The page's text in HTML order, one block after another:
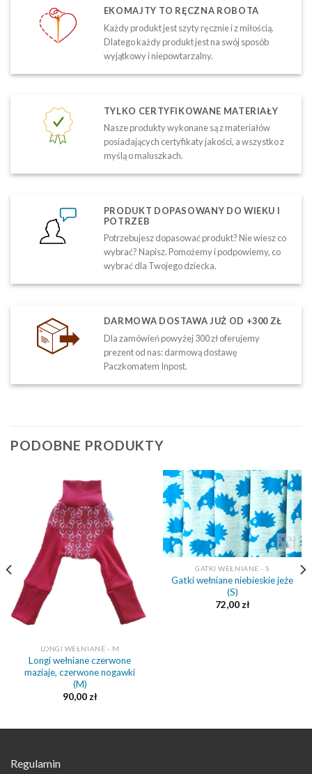
EKOMAJTY TO RĘCZNA ROBOTA
Każdy produkt jest szyty ręcznie i z miłością.
Dlatego każdy produkt jest na swój sposób
wyjątkowy i niepowtarzalny.
TYLKO CERTYFIKOWANE MATERIAŁY
Nasze produkty wykonane są z materiałów
posiadających certyfikaty jakości, a wszystko z
myślą o maluszkach.
PRODUKT DOPASOWANY DO WIEKU I
POTRZEB
Potrzebujesz dopasować produkt? Nie wiesz co
wybrać? Napisz. Pomożemy i podpowiemy, co
wybrać dla Twojego dziecka.
DARMOWA DOSTAWA JUŻ OD +300 ZŁ
Dla zamówień powyżej 300 zł oferujemy
prezent od nas: darmową dostawę
Paczkomatem Inpost.
PODOBNE PRODUKTY
LONGI WEŁNIANE - M
Longi wełniane czerwone
maziaje, czerwone nogawki
(M)
90,00 zł
GATKI WEŁNIANE - S
Gatki wełniane niebieskie jeże
(S)
72,00zł
Regulamin